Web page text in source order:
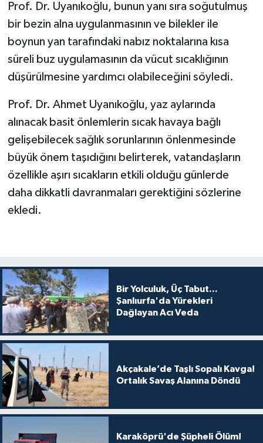
Prof. Dr. Uyanıkoğlu, bunun yanı sıra soğutulmuş
bir bezin alna uygulanmasının ve bilekler ile
boynun yan tarafındaki nabız noktalarına kısa
süreli buz uygulamasının da vücut sıcaklığının
düşürülmesine yardımcı olabileceğini söyledi.
Prof. Dr. Ahmet Uyanıkoğlu, yaz aylarında
alınacak basit önlemlerin sıcak havaya bağlı
gelişebilecek sağlık sorunlarının önlenmesinde
büyük önem taşıdığını belirterek, vatandaşların
özellikle aşırı sıcakların etkili olduğu günlerde
daha dikkatli davranmaları gerektiğini sözlerine
ekledi.
Bir Yolculuk, Üç Tabut...
Şanlıurfa'da Yürekleri
Dağlayan Acı Veda
Akçakale’de Taşlı Sopalı Kavga!
Ortalık Savaş Alanına Döndü
Karaköprü'de Şüpheli Ölüm!